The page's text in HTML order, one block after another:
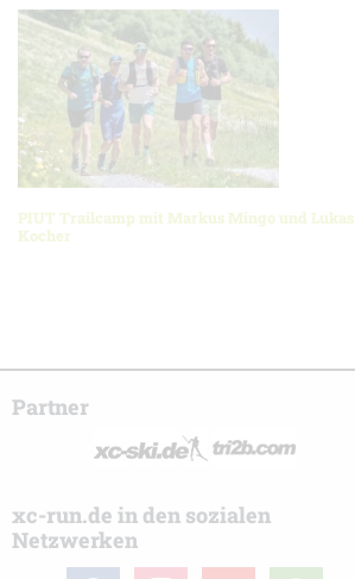
PIUT Trailcamp mit Markus Mingo und Lukas
Kocher
Partner
xc-run.de in den sozialen
Netzwerken